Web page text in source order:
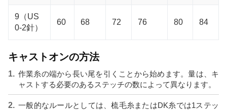
9（US
0-2針）
60 68 72 76 80 84
キャストオンの方法
作業糸の端から長い尾を引くことから始めます。量は、キ
ャストする必要のあるステッチの数によって異なります。
一般的なルールとしては、梳毛糸またはDK糸では1ステッ